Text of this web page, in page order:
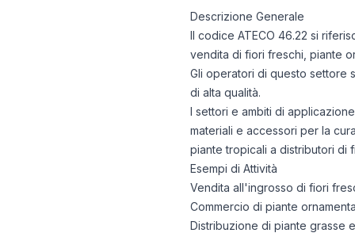
Descrizione Generale
Il codice ATECO 46.22 si
vendita di fiori freschi, piante
Gli operatori di questo settore
di alta qualità.
I settori e ambiti di
materiali e accessori per la
piante tropicali a distributori di
Esempi di Attività
Vendita all'ingrosso di fiori
Commercio di piante
Distribuzione di piante grasse